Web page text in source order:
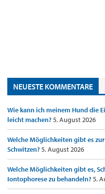
NEUESTE KOMMENTARE
Wie kann ich meinem Hund die
leicht machen?5. August 2026
Welche Möglichkeiten gibt es
Schwitzen?5. August 2026
Welche Möglichkeiten gibt es,
Iontophorese zu behandeln?5.